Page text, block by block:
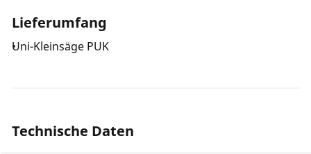
Lieferumfang
Uni-Kleinsäge PUK
Technische Daten